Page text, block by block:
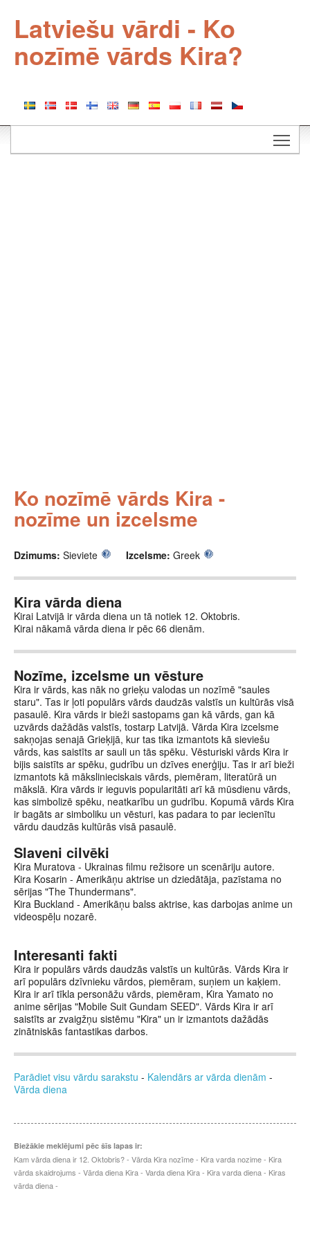
Latviešu vārdi - Ko
nozīmē vārds Kira?
Ko nozīmē vārds Kira -
nozīme un izcelsme
Dzimums: Sieviete Izcelsme: Greek
Kira vārda diena
Kirai Latvijā ir vārda diena un tā notiek 12. Oktobris.
Kirai nākamā vārda diena ir pēc 66 dienām.
Nozīme, izcelsme un vēsture
Kira ir vārds, kas nāk no grieķu valodas un nozīmē "saules
staru". Tas ir ļoti populārs vārds daudzās valstīs un kultūrās visā
pasaulē. Kira vārds ir bieži sastopams gan kā vārds, gan kā
uzvārds dažādās valstīs, tostarp Latvijā. Vārda Kira izcelsme
sakņojas senajā Grieķijā, kur tas tika izmantots kā sieviešu
vārds, kas saistīts ar sauli un tās spēku. Vēsturiski vārds Kira ir
bijis saistīts ar spēku, gudrību un dzīves enerģiju. Tas ir arī bieži
izmantots kā mākslinieciskais vārds, piemēram, literatūrā un
mākslā. Kira vārds ir ieguvis popularitāti arī kā mūsdienu vārds,
kas simbolizē spēku, neatkarību un gudrību. Kopumā vārds Kira
ir bagāts ar simboliku un vēsturi, kas padara to par iecienītu
vārdu daudzās kultūrās visā pasaulē.
Slaveni cilvēki
Kira Muratova - Ukrainas filmu režisore un scenāriju autore.
Kira Kosarin - Amerikāņu aktrise un dziedātāja, pazīstama no
sērijas "The Thundermans".
Kira Buckland - Amerikāņu balss aktrise, kas darbojas anime un
videospēļu nozarē.
Interesanti fakti
Kira ir populārs vārds daudzās valstīs un kultūrās. Vārds Kira ir
arī populārs dzīvnieku vārdos, piemēram, suņiem un kaķiem.
Kira ir arī tīkla personāžu vārds, piemēram, Kira Yamato no
anime sērijas "Mobile Suit Gundam SEED". Vārds Kira ir arī
saistīts ar zvaigžņu sistēmu "Kira" un ir izmantots dažādās
zinātniskās fantastikas darbos.
Parādiet visu vārdu sarakstu - Kalendārs ar vārda dienām -
Vārda diena
Biežākie meklējumi pēc šīs lapas ir:
Kam vārda diena ir 12. Oktobris? - Vārda Kira nozīme - Kira varda nozime - Kira
vārda skaidrojums - Vārda diena Kira - Varda diena Kira - Kira varda diena - Kiras
vārda diena -